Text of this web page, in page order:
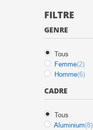
FILTRE
GENRE
Tous
Femme(2)
Homme(6)
CADRE
Tous
Aluminium(8)